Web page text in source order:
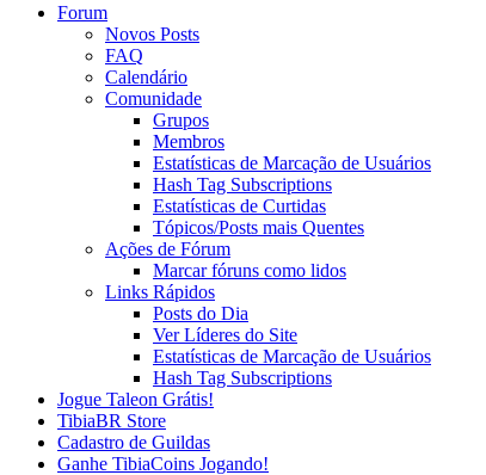
Forum
Novos Posts
FAQ
Calendário
Comunidade
Grupos
Membros
Estatísticas de Marcação de Usuários
Hash Tag Subscriptions
Estatísticas de Curtidas
Tópicos/Posts mais Quentes
Ações de Fórum
Marcar fóruns como lidos
Links Rápidos
Posts do Dia
Ver Líderes do Site
Estatísticas de Marcação de Usuários
Hash Tag Subscriptions
Jogue Taleon Grátis!
TibiaBR Store
Cadastro de Guildas
Ganhe TibiaCoins Jogando!